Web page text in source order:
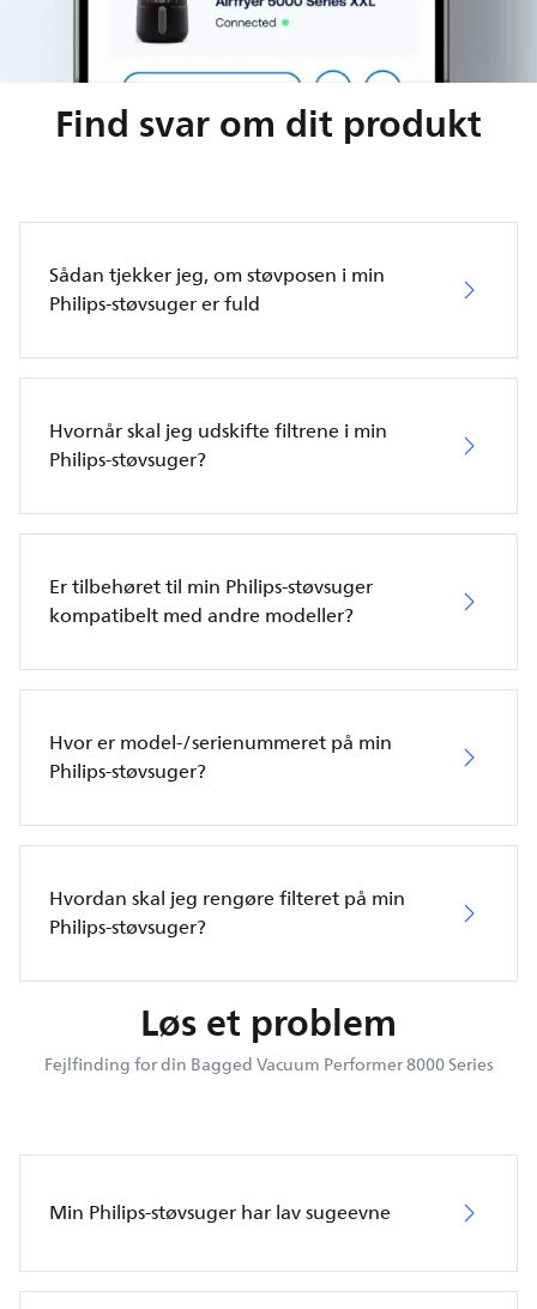
Find svar om dit produkt
Sådan tjekker jeg, om støvposen i min
Philips-støvsuger er fuld
Hvornår skal jeg udskifte filtrene i min
Philips-støvsuger?
Er tilbehøret til min Philips-støvsuger
kompatibelt med andre modeller?
Hvor er model-/serienummeret på min
Philips-støvsuger?
Hvordan skal jeg rengøre filteret på min
Philips-støvsuger?
Løs et problem
Fejlfinding for din Bagged Vacuum Performer 8000 Series
Min Philips-støvsuger har lav sugeevne